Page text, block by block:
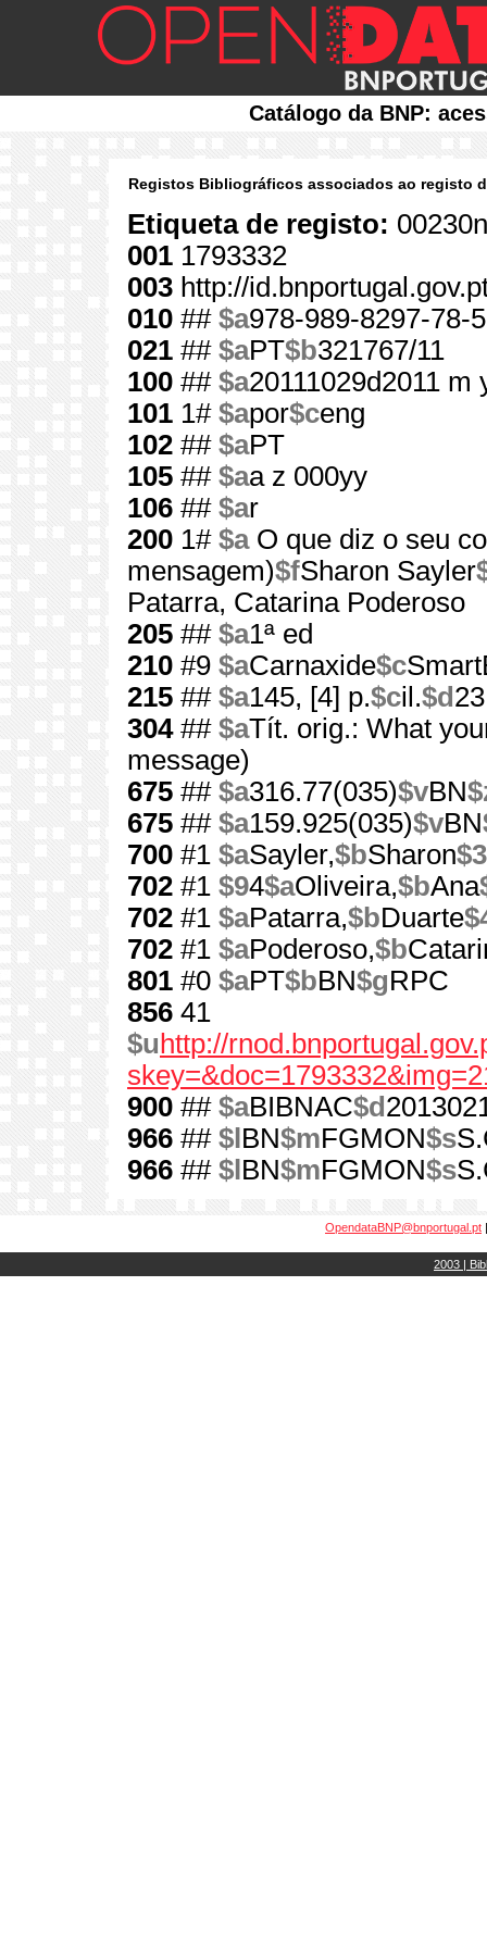
Catálogo da BNP:
Registos Bibliográficos associados ao registo
Etiqueta de registo:
001 1793332
003 http://
010 ## $a978-989-8297-78-5
021 ## $aPT$b321767/11
100 ## $a20111029d2011 m
101 1# $apor$ceng
102 ## $aPT
105 ## $aa z 000yy
106 ## $ar
200 1# $aO que diz o seu
mensagem)$fSharon Sayler
Patarra, Catarina Poderoso
205 ## $a1ª ed
210 #9 $aCarnaxide$c
215 ## $a145, [4] p.$cil.$d
304## $aTít. orig.: What
message)
675 ## $a316.77(035)$vBN
675 ## $a159.925(035)$vBN
700 #1 $aSayler,$bSharon$3
702 #1 $94$aOliveira,$bAna
702 #1 $aPatarra,$bDuarte
702 #1 $aPoderoso,$b
801 #0 $aPT$bBN$gRPC
856 41
$u http://
900 ## $aBIBNAC$d
966 ## $l BN$mFGMON$s
966 ## $l BN$mFGMON$s
OpendataBNP@bnportugal.pt
2003 |